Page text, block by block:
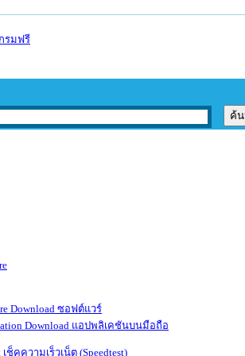
ซอฟต์แวร์
แอปพลิเคชันบนมือถือ
เช็คความเร็วเน็ต (Speedtest)